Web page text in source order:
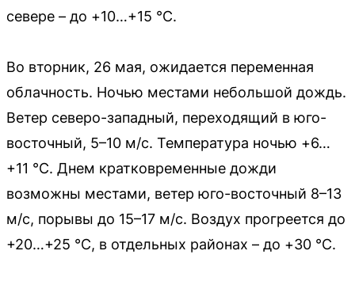
севере – до +10…+15 °C.
Во вторник, 26 мая, ожидается переменная
облачность. Ночью местами небольшой дождь.
Ветер северо-западный, переходящий в юго-
восточный, 5–10 м/с. Температура ночью +6…
+11 °C. Днем кратковременные дожди
возможны местами, ветер юго-восточный 8–13
м/с, порывы до 15–17 м/с. Воздух прогреется до
+20…+25 °C, в отдельных районах – до +30 °C.